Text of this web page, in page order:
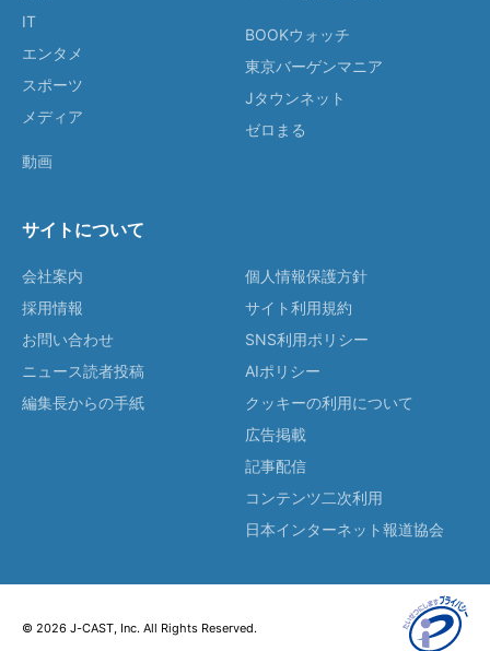
IT
エンタメ
スポーツ
メディア
動画
BOOKウォッチ
東京バーゲンマニア
Jタウンネット
ゼロまる
サイトについて
会社案内
採用情報
お問い合わせ
ニュース読者投稿
編集長からの手紙
個人情報保護方針
サイト利用規約
SNS利用ポリシー
AIポリシー
クッキーの利用について
広告掲載
記事配信
コンテンツ二次利用
日本インターネット報道協会
© 2026 J-CAST, Inc. All Rights Reserved.